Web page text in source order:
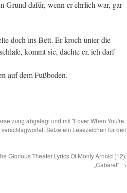
Grund dafür, wenn er ehrlich war, gar
doch ins Bett. Er kroch unter die
kommt sie, dachte er, ich darf
auf dem Fußboden.
abgelegt und mit"Lover When You're
verschlagwortet. Setze ein Lesezeichen für den
Glorious Theater Lyrics Of Monty Arnold (12):
„Cabaret“ →